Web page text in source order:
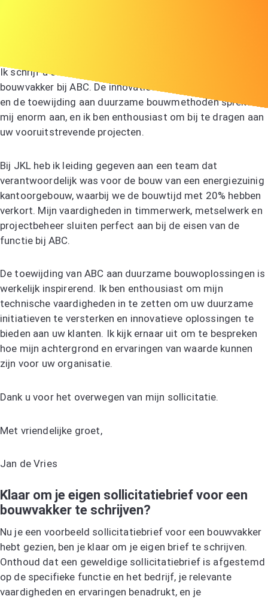
Ik schrijf u om mijn interesse te tonen in de functie van
bouwvakker bij ABC. De innovatieve aanpak van uw bedrijf
en de toewijding aan duurzame bouwmethoden spreken
mij enorm aan, en ik ben enthousiast om bij te dragen aan
uw vooruitstrevende projecten.
Bij JKL heb ik leiding gegeven aan een team dat
verantwoordelijk was voor de bouw van een energiezuinig
kantoorgebouw, waarbij we de bouwtijd met 20% hebben
verkort. Mijn vaardigheden in timmerwerk, metselwerk en
projectbeheer sluiten perfect aan bij de eisen van de
functie bij ABC.
De toewijding van ABC aan duurzame bouwoplossingen is
werkelijk inspirerend. Ik ben enthousiast om mijn
technische vaardigheden in te zetten om uw duurzame
initiatieven te versterken en innovatieve oplossingen te
bieden aan uw klanten. Ik kijk ernaar uit om te bespreken
hoe mijn achtergrond en ervaringen van waarde kunnen
zijn voor uw organisatie.
Dank u voor het overwegen van mijn sollicitatie.
Met vriendelijke groet,
Jan de Vries
Klaar om je eigen sollicitatiebrief voor een
bouwvakker te schrijven?
Nu je een voorbeeld sollicitatiebrief voor een bouwvakker
hebt gezien, ben je klaar om je eigen brief te schrijven.
Onthoud dat een geweldige sollicitatiebrief is afgestemd
op de specifieke functie en het bedrijf, je relevante
vaardigheden en ervaringen benadrukt, en je